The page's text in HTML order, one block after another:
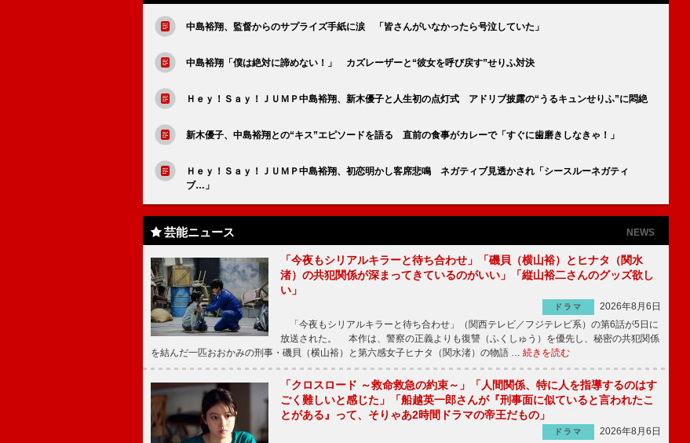
中島裕翔、監督からのサプライズ手紙に涙 「皆さんがいなかったら号泣していた」
中島裕翔「僕は絶対に諦めない！」 カズレーザーと“彼女を呼び戻す”せりふ対決
Ｈｅｙ！Ｓａｙ！ＪＵＭＰ中島裕翔、新木優子と人生初の点灯式 アドリブ披露の“うるキュンせりふ”に悶絶
新木優子、中島裕翔との“キス”エピソードを語る 直前の食事がカレーで「すぐに歯磨きしなきゃ！」
Ｈｅｙ！Ｓａｙ！ＪＵＭＰ中島裕翔、初恋明かし客席悲鳴 ネガティブ見透かされ「シースルーネガティ
ブ…」
芸能ニュース NEWS
「今夜もシリアルキラーと待ち合わせ」「磯貝（横山裕）とヒナタ（関水
渚）の共犯関係が深まってきているのがいい」「縦山裕二さんのグッズ欲し
い」
ドラマ
2026年8月6日
「今夜もシリアルキラーと待ち合わせ」（関西テレビ／フジテレビ系）の第6話が5日に
放送された。 本作は、警察の正義よりも復讐（ふくしゅう）を優先し、秘密の共犯関係
を結んだ一匹おおかみの刑事・磯貝（横山裕）と第六感女子ヒナタ（関水渚）の物語 … 続きを読む
「クロスロード ～救命救急の約束～」「人間関係、特に人を指導するのはす
ごく難しいと感じた」「船越英一郎さんが『刑事面に似ていると言われたこ
とがある』って、そりゃあ2時間ドラマの帝王だもの」
ドラマ
2026年8月6日